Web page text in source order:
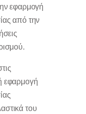
εφαρμογή
από την
εφαρμογή
του